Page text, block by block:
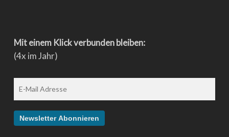
Mit einem Klick verbunden bleiben:
(4x im Jahr)